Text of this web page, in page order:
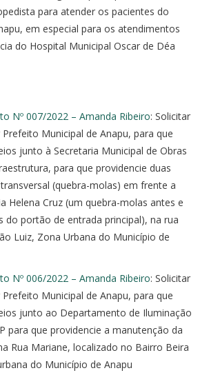
para atender os pacientes do
em especial para os atendimentos
do Hospital Municipal Oscar de Déa
Nº 007/2022 – Amanda Ribeiro: Solicitar
Prefeito Municipal de Anapu, para que
junto à Secretaria Municipal de Obras
para que providencie duas
(quebra-molas) em frente a
Helena Cruz (um quebra-molas antes e
do portão de entrada principal), na rua
Luiz, Zona Urbana do Município de
Nº 006/2022 – Amanda Ribeiro: Solicitar
Prefeito Municipal de Anapu, para que
junto ao Departamento de Iluminação
para que providencie a manutenção da
Rua Mariane, localizado no Bairro Beira
do Município de Anapu